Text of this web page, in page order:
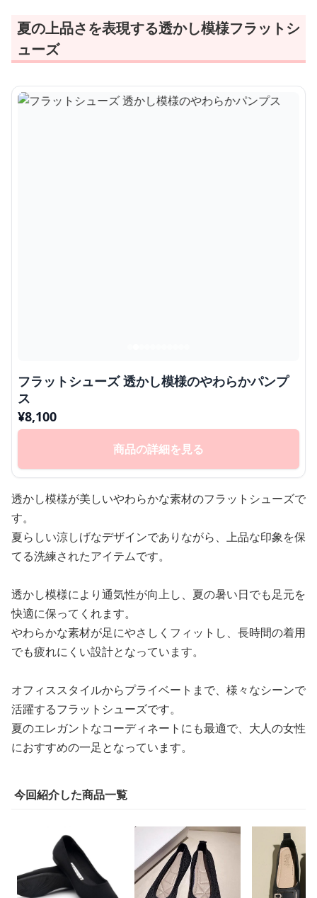
夏の上品さを表現する透かし模様フラットシ
ューズ
フラットシューズ 透かし模様のやわらかパンプ
ス
¥8,100
商品の詳細を見る
透かし模様が美しいやわらかな素材のフラットシューズで
す。
夏らしい涼しげなデザインでありながら、上品な印象を保
てる洗練されたアイテムです。
透かし模様により通気性が向上し、夏の暑い日でも足元を
快適に保ってくれます。
やわらかな素材が足にやさしくフィットし、長時間の着用
でも疲れにくい設計となっています。
オフィススタイルからプライベートまで、様々なシーンで
活躍するフラットシューズです。
夏のエレガントなコーディネートにも最適で、大人の女性
におすすめの一足となっています。
今回紹介した商品一覧